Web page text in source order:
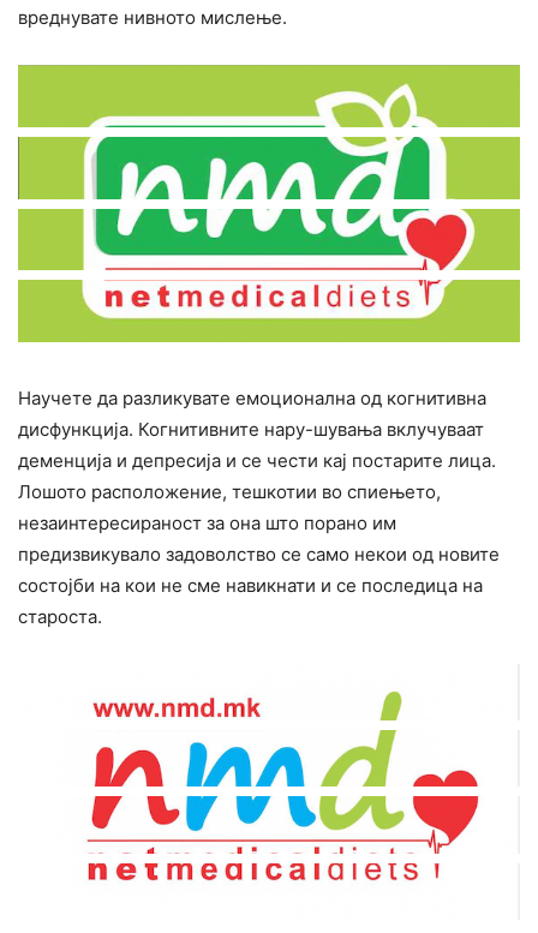
вреднувате нивното мислење.
Научете да разликувате емоционална од когнитивна
дисфункција. Когнитивните нару-шувања вклучуваат
деменција и депресија и се чести кај постарите лица.
Лошото расположение, тешкотии во спиењето,
незаинтересираност за она што порано им
предизвикувало задоволство се само некои од новите
состојби на кои не сме навикнати и се последица на
староста.